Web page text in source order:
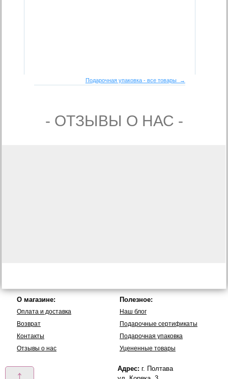
Подарочная упаковка - все товары →
- ОТЗЫВЫ О НАС -
О магазине:
Оплата и доставка
Возврат
Контакты
Отзывы о нас
Полезное:
Наш блог
Подарочные сертификаты
Подарочная упаковка
Уцененные товары
Адрес: г. Полтава